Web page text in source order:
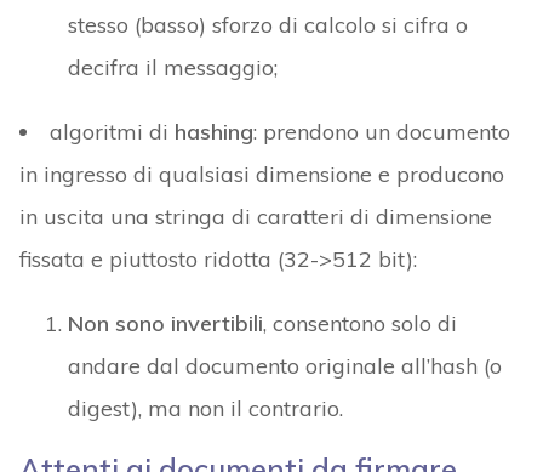
stesso (basso) sforzo di calcolo si cifra o
decifra il messaggio;
algoritmi di hashing: prendono un documento
in ingresso di qualsiasi dimensione e producono
in uscita una stringa di caratteri di dimensione
fissata e piuttosto ridotta (32->512 bit):
Non sono invertibili, consentono solo di
andare dal documento originale all’hash (o
digest), ma non il contrario.